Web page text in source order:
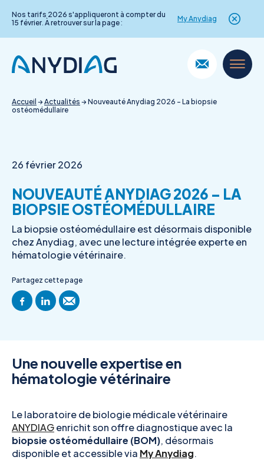
Nos tarifs 2026 s'appliqueront à compter du
15 février. À retrouver sur la page :
My Anydiag
content
Accueil →Actualités →Nouveauté Anydiag 2026 – La biopsie
ostéomédullaire
26 février 2026
NOUVEAUTÉ ANYDIAG 2026 – LA
BIOPSIE OSTÉOMÉDULLAIRE
La biopsie ostéomédullaire est désormais disponible
chez Anydiag, avec une lecture intégrée experte en
hématologie vétérinaire.
Partagez cette page
Une nouvelle expertise en
hématologie vétérinaire
Le laboratoire de biologie médicale vétérinaire
ANYDIAGenrichit son offre diagnostique avec la
biopsie ostéomédullaire (BOM), désormais
disponible et accessible via My Anydiag.